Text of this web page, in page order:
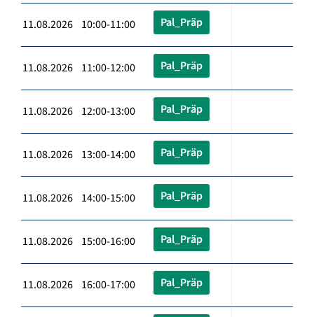
11.08.2026 10:00-11:00 Pal_Präp
11.08.2026 11:00-12:00 Pal_Präp
11.08.2026 12:00-13:00 Pal_Präp
11.08.2026 13:00-14:00 Pal_Präp
11.08.2026 14:00-15:00 Pal_Präp
11.08.2026 15:00-16:00 Pal_Präp
11.08.2026 16:00-17:00 Pal_Präp